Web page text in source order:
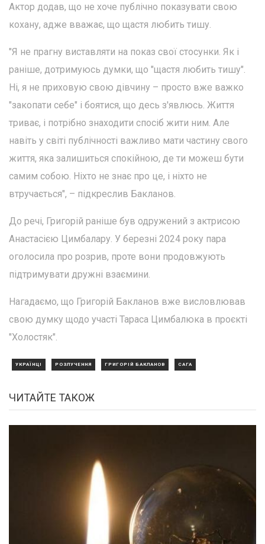
Актор додав, що не хоче публічно показувати свою
кохану, адже вважає, що щастя любить тишу.
"Я не прагну виставляти на показ свої стосунки. Як і
раніше, дотримуюсь думки, що "щастя любить тишу".
Ні, я не приховую свою дівчину – просто вже важко
"закопати себе" і боятися, що десь з'явлюсь. Життя
триває, і потрібно знаходити спосіб жити ним. Але
навіть у світі публічності важливо мати частину свого
життя, яка залишиться спокійною, де ти можеш бути
самим собою. Ніхто не знає про це, і ніхто не
втручається", – підкреслив Бакланов.
До речі, Григорій раніше був одружений з актрисою
Анастасією Цимбалару. У березні 2024 року пара
оголосила про розрив, проте вони продовжують
підтримувати дружні взаємини.
Нагадаємо, що Григорій Бакланов вже висловлював
свою думку щодо участі Тараса Цимбалюка в проєкті
"Холостяк".
УКРАЇНЦІ РОЗЛУЧЕННЯ ГРИГОРІЙ БАКЛАНОВ САГА
ЧИТАЙТЕ ТАКОЖ